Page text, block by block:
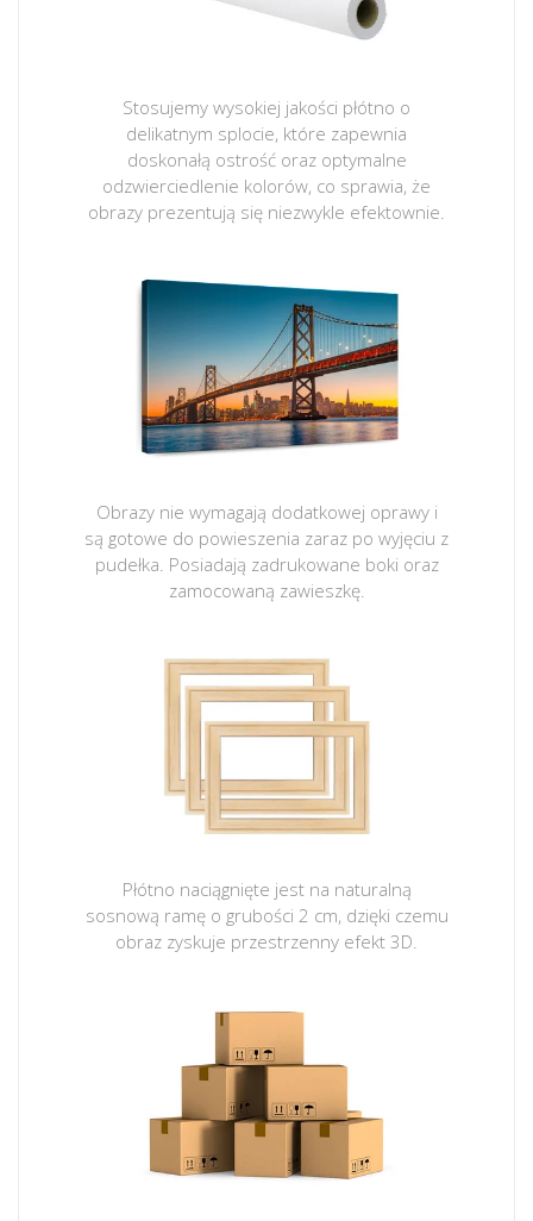
Stosujemy wysokiej jakości płótno o
delikatnym splocie, które zapewnia
doskonałą ostrość oraz optymalne
odzwierciedlenie kolorów, co sprawia, że
obrazy prezentują się niezwykle efektownie.
Obrazy nie wymagają dodatkowej oprawy i
są gotowe do powieszenia zaraz po wyjęciu z
pudełka. Posiadają zadrukowane boki oraz
zamocowaną zawieszkę.
Płótno naciągnięte jest na naturalną
sosnową ramę o grubości 2 cm, dzięki czemu
obraz zyskuje przestrzenny efekt 3D.